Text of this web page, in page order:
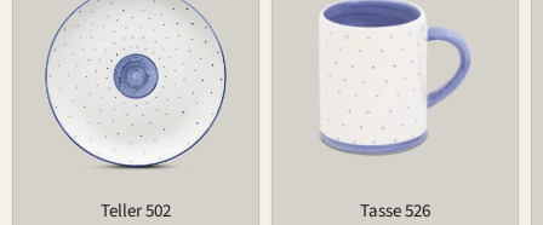
Teller 502
Tasse 526